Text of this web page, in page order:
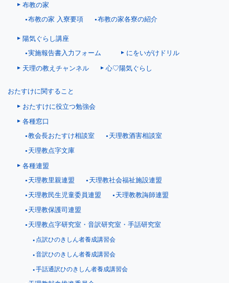
布教の家
布教の家 入寮要項 布教の家各寮の紹介
陽気ぐらし講座
実施報告書入力フォーム
にをいがけドリル
天理の教えチャンネル
心♡陽気ぐらし
おたすけに関すること
おたすけに役立つ勉強会
各種窓口
教会長おたすけ相談室 天理教酒害相談室
天理教点字文庫
各種連盟
天理教里親連盟 天理教社会福祉施設連盟
天理教民生児童委員連盟 天理教教誨師連盟
天理教保護司連盟
天理教点字研究室・音訳研究室・手話研究室
点訳ひのきしん者養成講習会
音訳ひのきしん者養成講習会
手話通訳ひのきしん者養成講習会